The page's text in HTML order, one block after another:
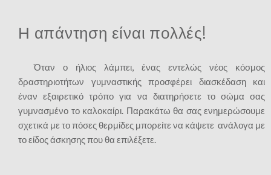
Η απάντηση είναι πολλές!
Όταν ο ήλιος λάμπει, ένας εντελώς νέος κόσμος
δραστηριοτήτων γυμναστικής προσφέρει διασκέδαση και
έναν εξαιρετικό τρόπο για να διατηρήσετε το σώμα σας
γυμνασμένο το καλοκαίρι. Παρακάτω θα σας ενημερώσουμε
σχετικά με το πόσες θερμίδες μπορείτε να κάψετε ανάλογα με
το είδος άσκησης που θα επιλέξετε.